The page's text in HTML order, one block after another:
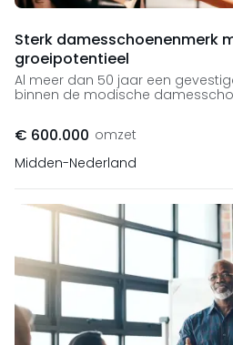
Sterk damesschoenenmerk
groeipotentieel
Al meer dan 50 jaar een
binnen de modische
€ 600.000 omzet
Midden-Nederland